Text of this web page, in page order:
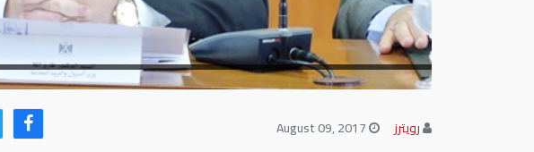
رويترز